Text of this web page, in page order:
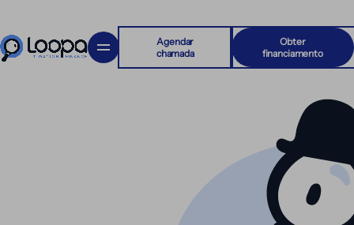
Agendar
chamada
Obter
financiamento